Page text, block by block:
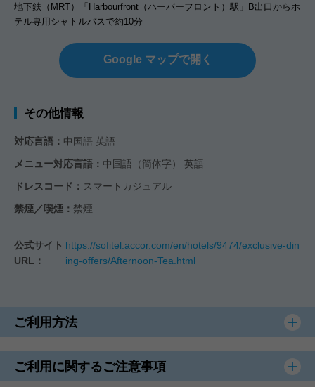
地下鉄（MRT）「Harbourfront（ハーバーフロント）駅」B出口からホ
テル専用シャトルバスで約10分
Google マップで開く
その他情報
対応言語： 中国語 英語
メニュー対応言語： 中国語（簡体字） 英語
ドレスコード： スマートカジュアル
禁煙／喫煙： 禁煙
公式サイト
URL：
https://sofitel.accor.com/en/hotels/9474/exclusive-din
ing-offers/Afternoon-Tea.html
ご利用方法
ご利用に関するご注意事項